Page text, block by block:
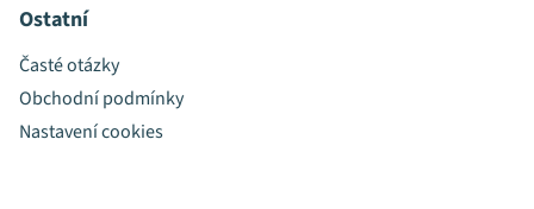
Ostatní
Časté otázky
Obchodní podmínky
Nastavení cookies